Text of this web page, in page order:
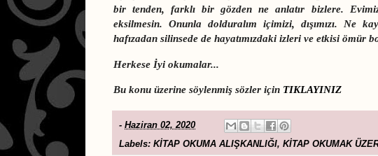
bir tenden, farklı bir gözden ne anlatır bizlere.
eksilmesin. Onunla dolduralım içimizi, dışımızı. Ne
hafızadan silinsede de hayatımızdaki izleri ve etkisi ömür
Herkese İyi okumalar...
Bu konu üzerine söylenmiş sözler için TIKLAYINIZ
- Haziran 02, 2020
Labels: KİTAP OKUMA ALIŞKANLIĞI, KİTAP OKUMAK